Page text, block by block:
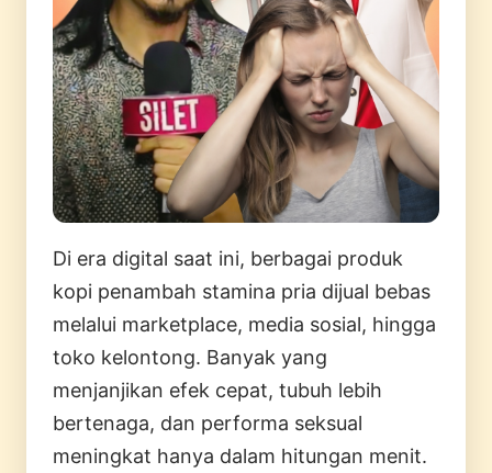
Di era digital saat ini, berbagai produk
kopi penambah stamina pria dijual bebas
melalui marketplace, media sosial, hingga
toko kelontong. Banyak yang
menjanjikan efek cepat, tubuh lebih
bertenaga, dan performa seksual
meningkat hanya dalam hitungan menit.